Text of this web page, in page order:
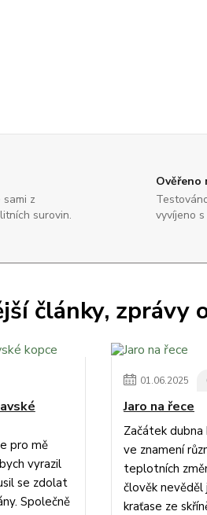
sami z
surovin.
Ověřeno
vyvíjeno
články, zprávy
pro mě
vyrazil
se zdolat
Společně
01.06.2025
Jaro na řece
Začátek dubna
ve znamení
teplotních
člověk
kraťase ze